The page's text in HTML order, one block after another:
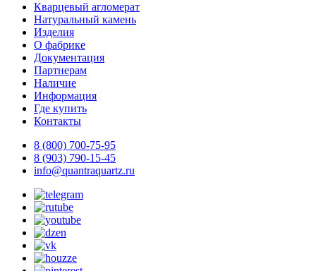
Кварцевый агломерат
Натуральный камень
Изделия
О фабрике
Документация
Партнерам
Наличие
Информация
Где купить
Контакты
8 (800) 700-75-95
8 (903) 790-15-45
info@quantraquartz.ru